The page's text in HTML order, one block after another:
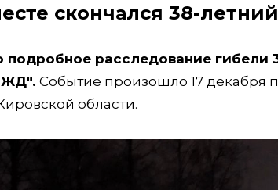
скончался 38-
расследование гибели
Событие произошло 17 декабря
области.